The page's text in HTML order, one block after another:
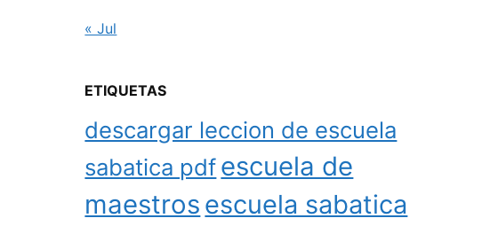
« Jul
ETIQUETAS
descargar leccion de escuela
sabatica pdfescuela de
maestros escuela sabatica